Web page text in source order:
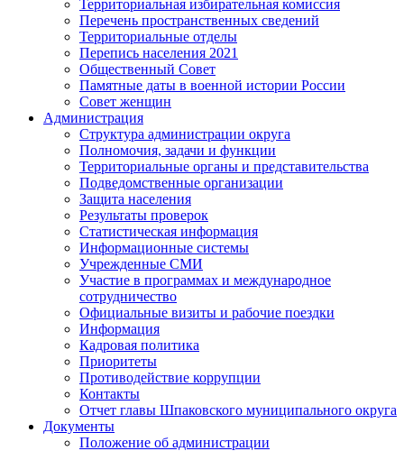
Территориальная избирательная комиссия
Перечень пространственных сведений
Территориальные отделы
Перепись населения 2021
Общественный Совет
Памятные даты в военной истории России
Совет женщин
Администрация
Структура администрации округа
Полномочия, задачи и функции
Территориальные органы и представительства
Подведомственные организации
Защита населения
Результаты проверок
Статистическая информация
Информационные системы
Учрежденные СМИ
Участие в программах и международное
сотрудничество
Официальные визиты и рабочие поездки
Информация
Кадровая политика
Приоритеты
Противодействие коррупции
Контакты
Отчет главы Шпаковского муниципального округа
Документы
Положение об администрации